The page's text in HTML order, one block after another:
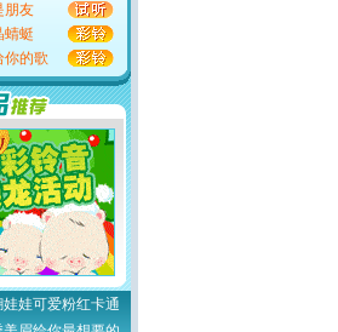
朋友
蜻蜓
你的歌
娃娃可爱粉红卡通